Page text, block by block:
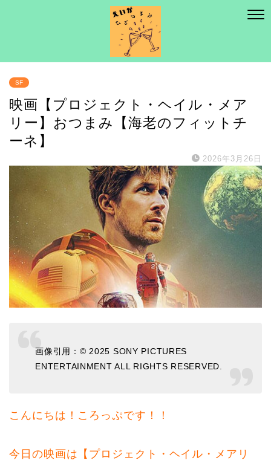
SF
映画【プロジェクト・ヘイル・メア
リー】おつまみ【海老のフィットチ
ーネ】
2026年3月26日
画像引用：© 2025 SONY PICTURES
ENTERTAINMENT ALL RIGHTS RESERVED.
こんにちは！ころっぷです！！
今日の映画は【プロジェクト・ヘイル・メアリ